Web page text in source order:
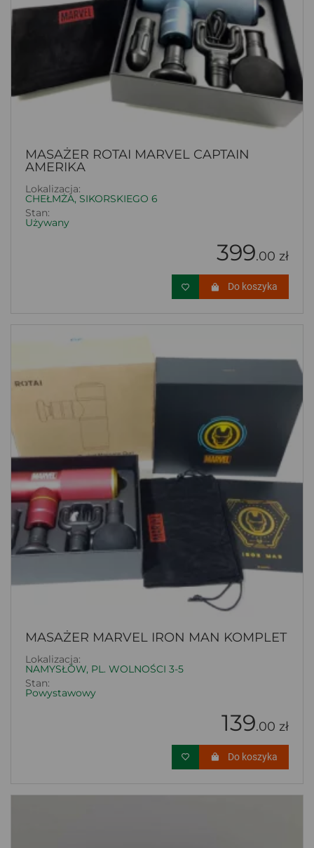
MASAŻER ROTAI MARVEL CAPTAIN
AMERIKA
Lokalizacja:
CHEŁMŻA, SIKORSKIEGO 6
Stan:
Używany
399.00 zł
Do koszyka
MASAŻER MARVEL IRON MAN KOMPLET
Lokalizacja:
NAMYSŁÓW, PL. WOLNOŚCI 3-5
Stan:
Powystawowy
139.00 zł
Do koszyka